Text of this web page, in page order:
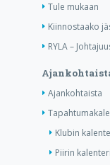
Tule mukaan
Kiinnostaako
RYLA –
Ajankohtaista
Klubin
Piirin